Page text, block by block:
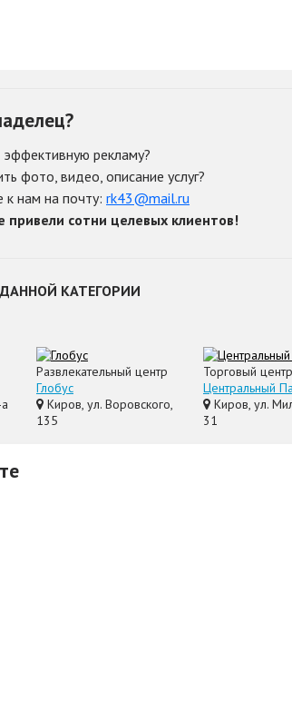
эффективную рекламу?
фото, видео, описание услуг?
к нам на почту: rk43@mail.ru
привели сотни целевых клиентов!
КАТЕГОРИИ
Развлекательный центр
Глобус
Киров, ул. Воровского,
135
Торговый центр
Центральный
Киров, ул.
31